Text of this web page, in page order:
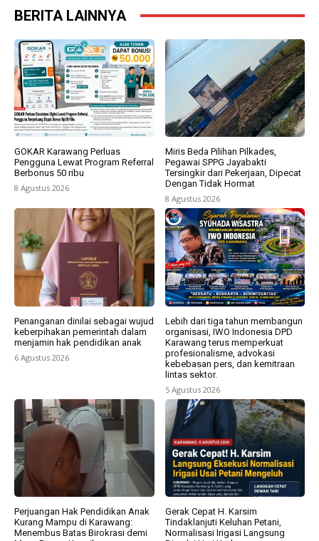
BERITA LAINNYA
GOKAR Karawang Perluas
Pengguna Lewat Program Referral
Berbonus 50 ribu
8 Agustus 2026
Miris Beda Pilihan Pilkades,
Pegawai SPPG Jayabakti
Tersingkir dari Pekerjaan, Dipecat
Dengan Tidak Hormat
8 Agustus 2026
Penanganan dinilai sebagai wujud
keberpihakan pemerintah dalam
menjamin hak pendidikan anak
6 Agustus 2026
Lebih dari tiga tahun membangun
organisasi, IWO Indonesia DPD
Karawang terus memperkuat
profesionalisme, advokasi
kebebasan pers, dan kemitraan
lintas sektor.
5 Agustus 2026
Perjuangan Hak Pendidikan Anak
Kurang Mampu di Karawang:
Menembus Batas Birokrasi demi
Gerak Cepat H. Karsim
Tindaklanjuti Keluhan Petani,
Normalisasi Irigasi Langsung